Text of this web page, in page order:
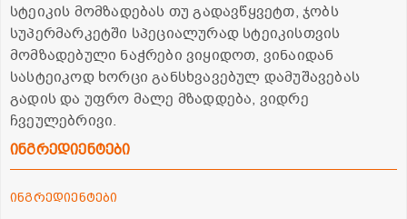
სტეიკის მომზადებას თუ გადავწყვეტთ, ჯობს
სუპერმარკეტში სპეციალურად სტეიკისთვის
მომზადებული ნაჭრები ვიყიდოთ, ვინაიდან
სასტეიკოდ ხორცი განსხვავებულ დამუშავებას
გადის და უფრო მალე მზადდება, ვიდრე
ჩვეულებრივი.
ინგრედიენტები
ინგრედიენტები